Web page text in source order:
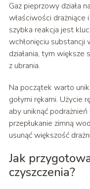
Gaz pieprzowy działa
właściwości drażniące
szybka reakcja jest
wchłonięciu substancji
działania, tym większe
z ubrania.
Na początek warto
gołymi rękami. Użycie
aby uniknąć
przepłukanie zimną
usunąć większość
Jak
czyszczenia?